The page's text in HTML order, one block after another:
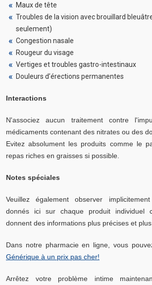
Maux de tête
Troubles de la vision avec brouillard
seulement)
Congestion nasale
Rougeur du visage
Vertiges et troubles gastro-intestinaux
Douleurs d’érections permanentes
Interactions
N'associez aucun traitement contre
médicaments contenant des nitrates ou des
Evitez absolument les produits comme le
repas riches en graisses si possible.
Notes spéciales
Veuillez également observer
donnés ici sur chaque produit individuel
donnent des informations plus précises et plus
Dans notre pharmacie en ligne, vous
Générique à un prix pas cher!
Arrêtez votre problème intime